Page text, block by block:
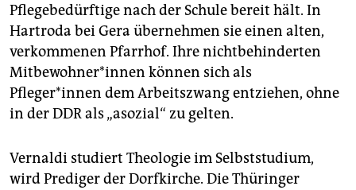
Pflegebedürftige nach der Schule bereit hält. In
Hartroda bei Gera übernehmen sie einen alten,
verkommenen Pfarrhof. Ihre nichtbehinderten
Mitbewohner*innen können sich als
Pfleger*innen dem Arbeitszwang entziehen, ohne
in der DDR als „asozial“ zu gelten.
Vernaldi studiert Theologie im Selbststudium,
wird Prediger der Dorfkirche. Die Thüringer